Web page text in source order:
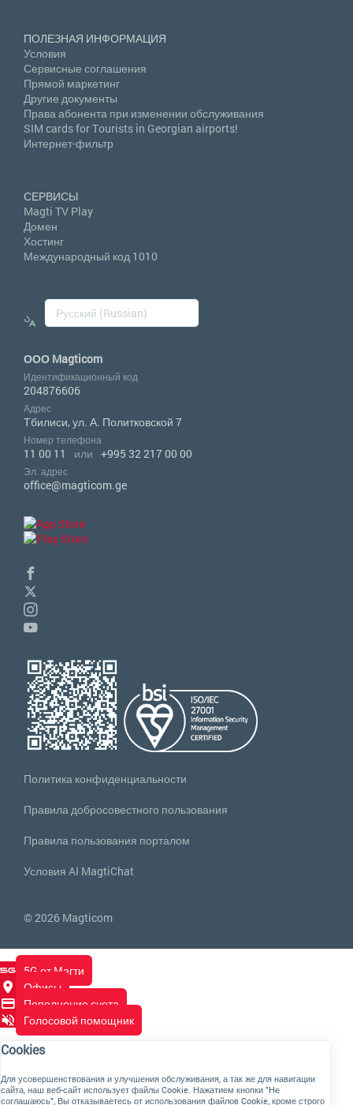
ПОЛЕЗНАЯ ИНФОРМАЦИЯ
Условия
Сервисные соглашения
Прямой маркетинг
Другие документы
Права абонента при изменении обслуживания
SIM cards for Tourists in Georgian airports!
Интернет-фильтр
СЕРВИСЫ
Magti TV Play
Домен
Хостинг
Международный код 1010
ООО Magticom
Идентификационный код
204876606
Адрес
Тбилиси, ул. А. Политковской 7
Номер телефона
11 00 11 или +995 32 217 00 00
Эл. адрес
office@magticom.ge
Политика конфиденциальности
Правила добросовестного пользования
Правила пользования порталом
Условия AI MagtiChat
© 2026 Magticom
5G от Магти
Офисы
Пополнение счета
Голосовой помощник
Cookies
Для усовершенствования и улучшения обслуживания, а так же для навигации
сайта, наш веб-сайт использует файлы Cookie. Нажатием кнопки "Не
соглашаюсь", Вы отказываетесь от использования файлов Cookie, кроме строго